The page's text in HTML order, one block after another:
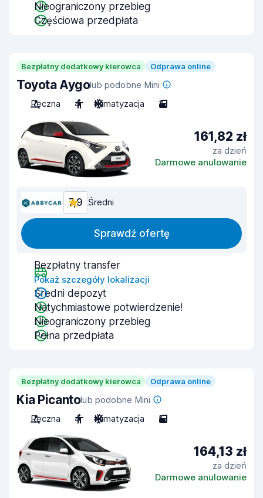
Nieograniczony przebieg
Częściowa przedpłata
Bezpłatny dodatkowy kierowca Odprawa online
Toyota Aygolub podobne Mini
Ręczna
4 Klimatyzacja 3
161,82 zł
za dzień
Darmowe anulowanie
7,9 Średni
Sprawdź ofertę
Bezpłatny transfer
Pokaż szczegóły lokalizacji
Średni depozyt
Natychmiastowe potwierdzenie!
Nieograniczony przebieg
Pełna przedpłata
Bezpłatny dodatkowy kierowca Odprawa online
Kia Picantolub podobne Mini
Ręczna
4 Klimatyzacja 5
164,13 zł
za dzień
Darmowe anulowanie